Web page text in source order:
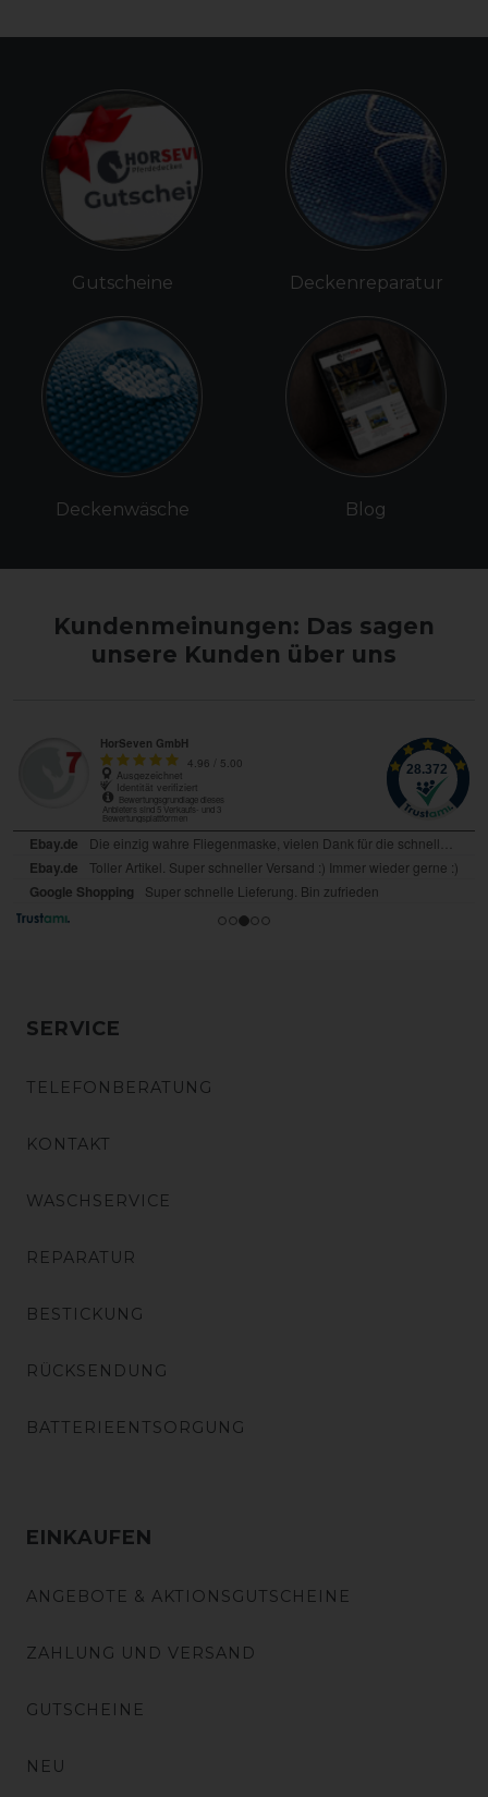
Gutscheine
Deckenwäsche
Deckenreparatur
Blog
Kundenmeinungen: Das sagen
unsere Kunden über uns
SERVICE
TELEFONBERATUNG
KONTAKT
WASCHSERVICE
REPARATUR
BESTICKUNG
RÜCKSENDUNG
BATTERIEENTSORGUNG
EINKAUFEN
ANGEBOTE & AKTIONSGUTSCHEINE
ZAHLUNG UND VERSAND
GUTSCHEINE
NEU